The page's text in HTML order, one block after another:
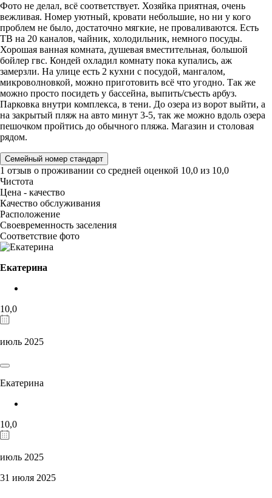
Фото не делал, всё соответствует. Хозяйка приятная, очень
вежливая. Номер уютный, кровати небольшие, но ни у кого
проблем не было, достаточно мягкие, не проваливаются. Есть
ТВ на 20 каналов, чайник, холодильник, немного посуды.
Хорошая ванная комната, душевая вместительная, большой
бойлер гвс. Кондей охладил комнату пока купались, аж
замерзли. На улице есть 2 кухни с посудой, мангалом,
микроволновкой, можно приготовить всё что угодно. Так же
можно просто посидеть у бассейна, выпить/съесть арбуз.
Парковка внутри комплекса, в тени. До озера из ворот выйти, а
на закрытый пляж на авто минут 3-5, так же можно вдоль озера
пешочком пройтись до обычного пляжа. Магазин и столовая
рядом.
Семейный номер стандарт
1 отзыв о проживании со средней оценкой 10,0 из 10,0
Чистота
Цена - качество
Качество обслуживания
Расположение
Своевременность заселения
Соответствие фото
Екатерина
10,0
июль 2025
Екатерина
10,0
июль 2025
31 июля 2025